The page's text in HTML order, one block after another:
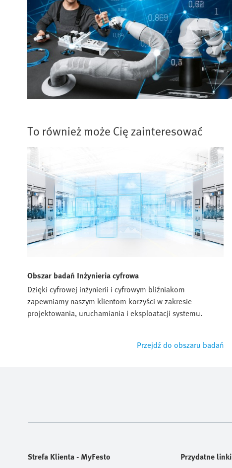
To również może Cię zainteresować
Obszar badań Inżynieria cyfrowa
Dzięki cyfrowej inżynierii i cyfrowym bliźniakom
zapewniamy naszym klientom korzyści w zakresie
projektowania, uruchamiania i eksploatacji systemu.
Przejdź do obszaru badań
Strefa Klienta - MyFesto Przydatne linki